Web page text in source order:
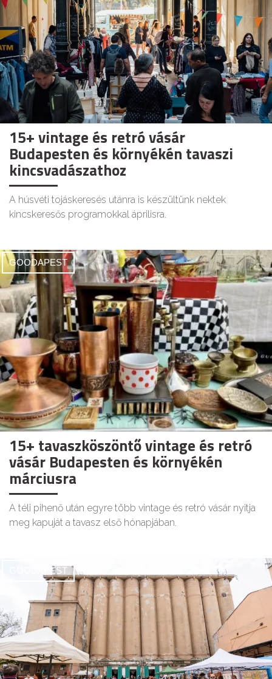
15+ vintage és retró vásár
Budapesten és környékén tavaszi
kincsvadászathoz
A húsvéti tojáskeresés utánra is készültünk nektek
kincskeresős programokkal áprilisra.
GOODAPEST
15+ tavaszköszöntő vintage és retró
vásár Budapesten és környékén
márciusra
A téli pihenő után egyre több vintage és retró vásár nyitja
meg kapuját a tavasz első hónapjában.
GOODAPEST